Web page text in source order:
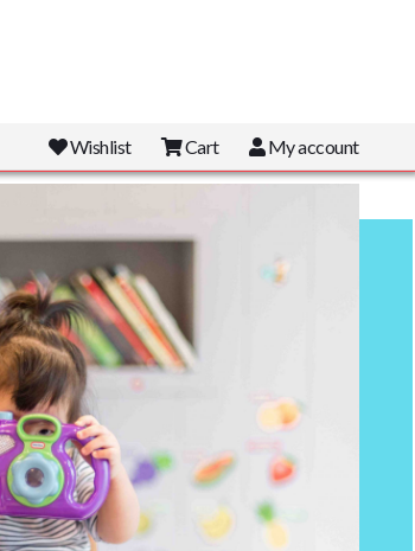
Wishlist Cart My account